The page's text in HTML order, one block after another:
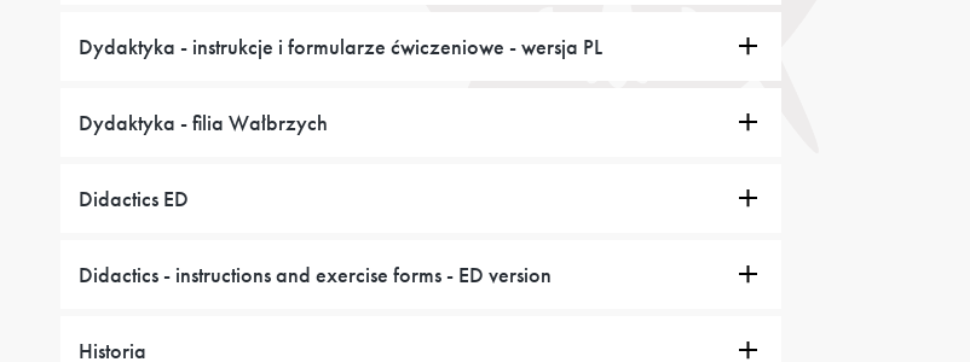
Dydaktyka - instrukcje i formularze ćwiczeniowe - wersja PL
Dydaktyka - filia Wałbrzych
Didactics ED
Didactics - instructions and exercise forms - ED version
Historia